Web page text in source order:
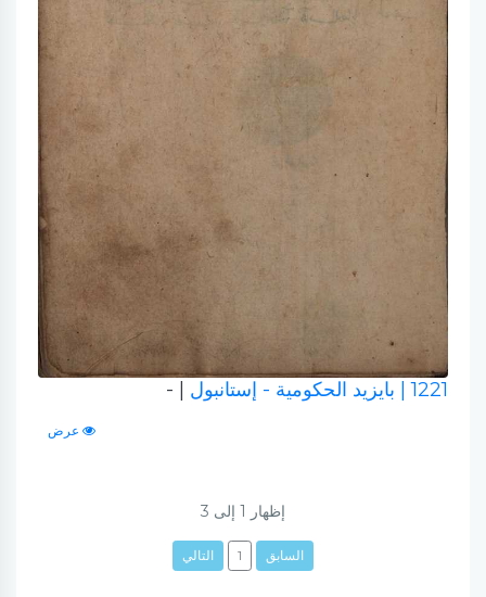
1221 | بايزيد الحكومية - إستانبول | -
عرض
إظهار 1 إلى 3
السابق 1 التالي